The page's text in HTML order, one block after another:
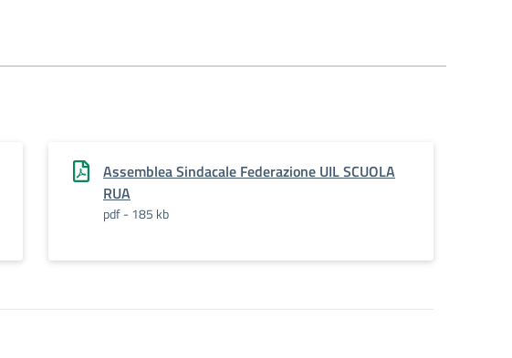
Assemblea Sindacale Federazione UIL SCUOLA
RUA
pdf - 185 kb